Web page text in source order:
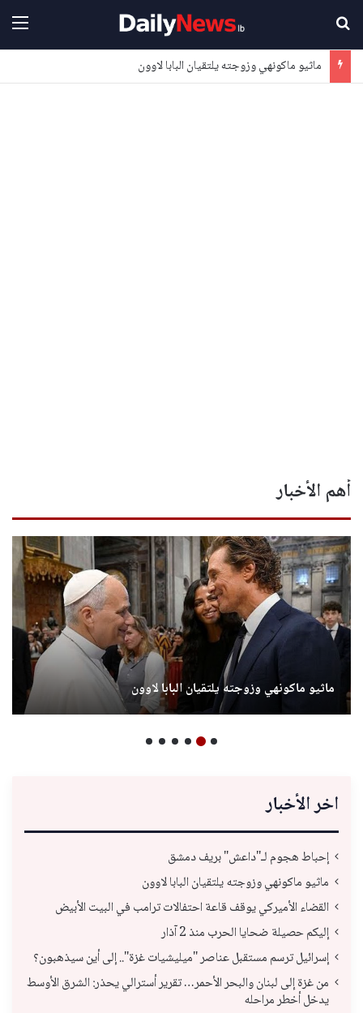
ماثيو ماكونهي وزوجته يلتقيان البابا لاوون
أهم الأخبار
ماثيو ماكونهي وزوجته يلتقيان البابا لاوون
اخر الأخبار
إحباط هجوم لـ"داعش" بريف دمشق
ماثيو ماكونهي وزوجته يلتقيان البابا لاوون
القضاء الأميركي يوقف قاعة احتفالات ترامب في البيت الأبيض
إليكم حصيلة ضحايا الحرب منذ 2 آذار
إسرائيل ترسم مستقبل عناصر "ميليشيات غزة".. إلى أين سيذهبون؟
من غزة إلى لبنان والبحر الأحمر… تقرير أسترالي يحذر: الشرق الأوسط
يدخل أخطر مراحله